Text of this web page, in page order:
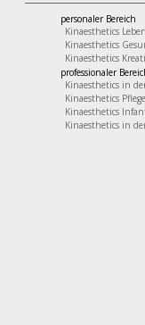
personaler Bereich
Kinaesthetics
Kinaesthetics
Kinaesthetics
professionaler
Kinaesthetics in
Kinaesthetics
Kinaesthetics
Kinaesthetics in